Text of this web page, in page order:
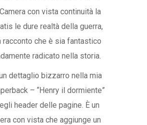
con vista continuità la
le dure realtà della guerra,
racconto che è sia fantastico
radicato nella storia.
dettaglio bizzarro nella mia
– “Henry il dormiente”
header delle pagine. È un
con vista che aggiunge un